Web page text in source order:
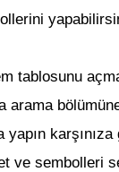
tablosunu
arama
yapın
ve sembolleri